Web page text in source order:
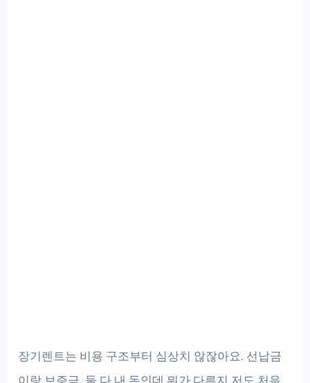
장기렌트는 비용 구조부터 심상치 않잖아요. 선납금
이랑 보증금, 둘 다 내 돈인데 뭐가 다른지 저도 처음